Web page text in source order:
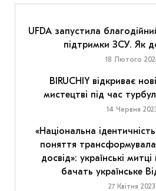
UFDA запустила
підтримки ЗСУ. Як
18 Лютого
BIRUCHIY відкриває
мистецтві під час
14 Червня
«Національна
поняття
досвід»: українські
бачать українське
27 Квітня 2023